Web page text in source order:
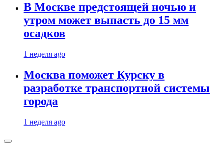
В Москве предстоящей ночью и
утром может выпасть до 15 мм
осадков
1 неделя ago
Москва поможет Курску в
разработке транспортной системы
города
1 неделя ago